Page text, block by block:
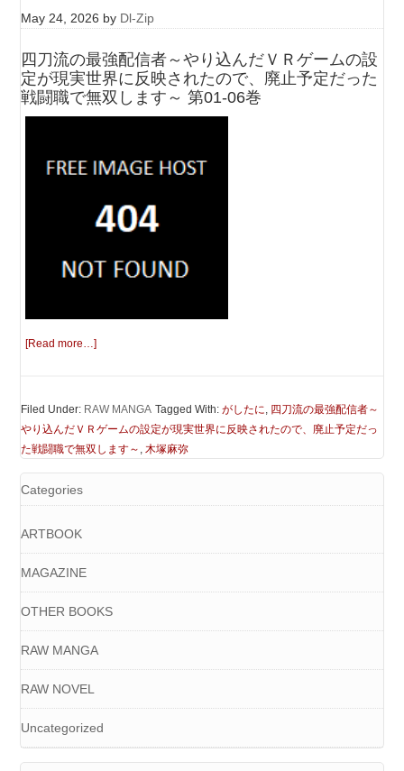
May 24, 2026 by Dl-Zip
四刀流の最強配信者～やり込んだＶＲゲームの設
定が現実世界に反映されたので、廃止予定だった
戦闘職で無双します～ 第01-06巻
[Read more…]
Filed Under: RAW MANGA Tagged With:がしたに, 四刀流の最強配信者～
やり込んだＶＲゲームの設定が現実世界に反映されたので、廃止予定だっ
た戦闘職で無双します～ ,木塚麻弥
Categories
ARTBOOK
MAGAZINE
OTHER BOOKS
RAW MANGA
RAW NOVEL
Uncategorized